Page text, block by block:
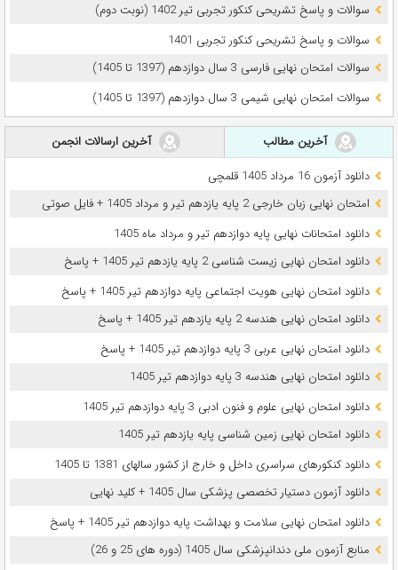
سوالات و پاسخ تشریحی کنکور تجربی تیر 1402 (نوبت دوم)
سوالات و پاسخ تشریحی کنکور تجربی 1401
سوالات امتحان نهایی فارسی 3 سال دوازدهم (1397 تا 1405)
سوالات امتحان نهایی شیمی 3 سال دوازدهم (1397 تا 1405)
آخرین مطالب
آخرین ارسالات انجمن
دانلود آزمون 16 مرداد 1405 قلمچی
امتحان نهایی زبان خارجی 2 پایه یازدهم تیر و مرداد 1405 + فایل صوتی
دانلود امتحانات نهایی پایه دوازدهم تیر و مرداد ماه 1405
دانلود امتحان نهایی زیست شناسی 2 پایه یازدهم تیر 1405 + پاسخ
دانلود امتحان نهایی هویت اجتماعی پایه دوازدهم تیر 1405 + پاسخ
دانلود امتحان نهایی هندسه 2 پایه یازدهم تیر 1405 + پاسخ
دانلود امتحان نهایی عربی 3 پایه دوازدهم تیر 1405 + پاسخ
دانلود امتحان نهایی هندسه 3 پایه دوازدهم تیر 1405
دانلود امتحان نهایی علوم و فنون ادبی 3 پایه دوازدهم تیر 1405
دانلود امتحان نهایی زمین شناسی پایه یازدهم تیر 1405
دانلود کنکورهای سراسری داخل و خارج از کشور سالهای 1381 تا 1405
دانلود آزمون دستیار تخصصی پزشکی سال 1405 + کلید نهایی
دانلود امتحان نهایی سلامت و بهداشت پایه دوازدهم تیر 1405 + پاسخ
ﻣﻨﺎﺑﻊ آزﻣﻮن ﻣﻠﯽ دندانپزشکی سال 1405 (دوره های 25 و 26)